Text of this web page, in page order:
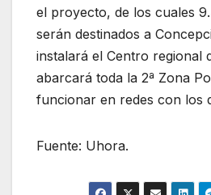
el proyecto, de los cuales
serán destinados a
instalará el Centro regional
abarcará toda la 2ª Zona
funcionar en redes con los
Fuente: Uhora.